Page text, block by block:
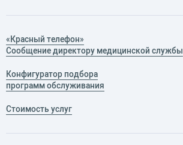
«Красный телефон»
Сообщение директору медицинской службы
Конфигуратор подбора
программ обслуживания
Стоимость услуг